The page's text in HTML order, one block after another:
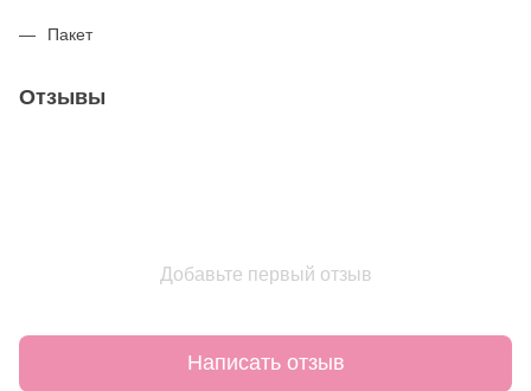
Пакет
Отзывы
Добавьте первый отзыв
Написать отзыв